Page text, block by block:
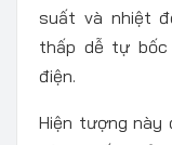
suất và nhiệt
thấp dễ tự
điện.
Hiện tượng này